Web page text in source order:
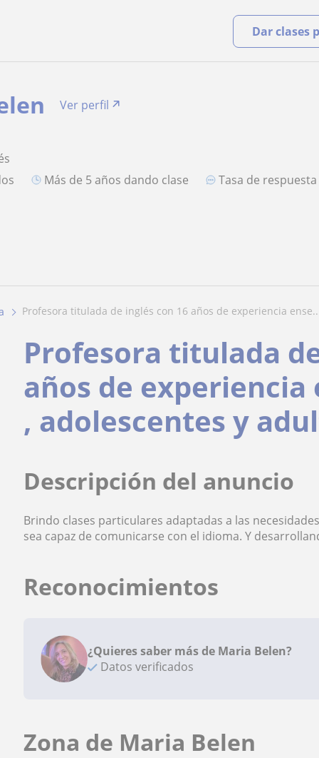
Dar clases
Ver perfil
más de 5 años dando clase Tasa de
profesora titulada de inglés con 16 años de experiencia
Profesora titulada
años de
, adolescentes y
Descripción del anuncio
Brindo clases particulares adaptadas a las
sea capaz de comunicarse con el idioma. Y
Reconocimientos
¿Quieres saber más de Maria Belen?
Datos verificados
Zona de Maria Belen